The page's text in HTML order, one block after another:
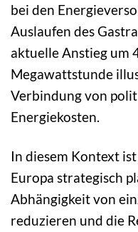
bei den
Auslaufen des
aktuelle Anstieg um
Megawattstunde
Verbindung von
Energiekosten.
In diesem Kontext
Europa strategisch
Abhängigkeit von
reduzieren und die